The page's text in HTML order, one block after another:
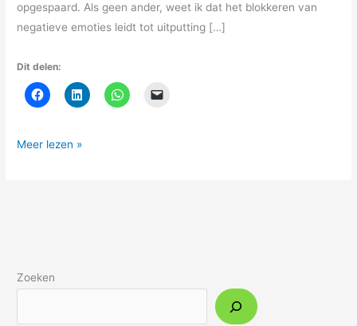
opgespaard. Als geen ander, weet ik dat het blokkeren van
negatieve emoties leidt tot uitputting […]
Dit delen:
Meer lezen »
Zoeken